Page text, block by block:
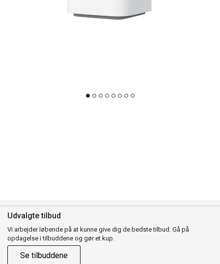
Udvalgte tilbud
Vi arbejder løbende på at kunne give dig de bedste tilbud. Gå på
opdagelse i tilbuddene og gør et kup.
Se tilbuddene